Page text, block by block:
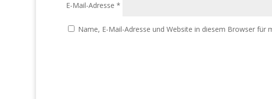
E-Mail-Adresse *
Name, E-Mail-Adresse und Website in diesem Browser für